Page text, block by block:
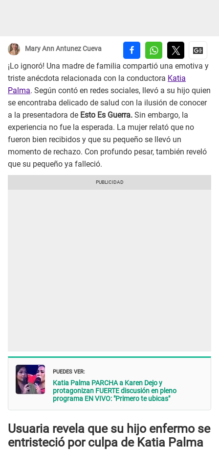
Mary Ann Antunez Cueva
¡Lo ignoró! Una madre de familia compartió una emotiva y
triste anécdota relacionada con la conductora Katia
Palma. Según contó en redes sociales, llevó a su hijo quien
se encontraba delicado de salud con la ilusión de conocer
a la presentadora de Esto Es Guerra. Sin embargo, la
experiencia no fue la esperada. La mujer relató que no
fueron bien recibidos y que su pequeño se llevó un
momento de rechazo. Con profundo pesar, también reveló
que su pequeño ya falleció.
PUEDES VER:
Katia Palma PARCHA a Karen Dejo y
protagonizan FUERTE discusión en pleno
programa EN VIVO: "Primero te ubicas"
Usuaria revela que su hijo enfermo se
entristeció por culpa de Katia Palma